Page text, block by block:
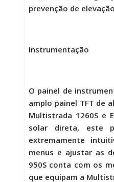
prevenção de
Instrumentação
O painel de
amplo painel TFT de
Multistrada 1260S e
solar direta, este
extremamente
menus e ajustar as
950Sconta com os
que equipam a